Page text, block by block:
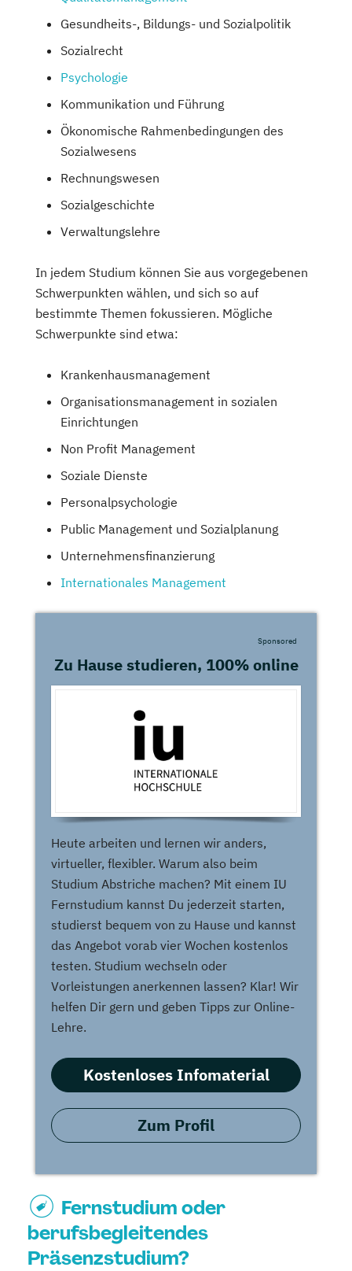
Gesundheits-, Bildungs- und Sozialpolitik
Sozialrecht
Psychologie
Kommunikation und Führung
Ökonomische Rahmenbedingungen des
Sozialwesens
Rechnungswesen
Sozialgeschichte
Verwaltungslehre
In jedem Studium können Sie aus vorgegebenen
Schwerpunkten wählen, und sich so auf
bestimmte Themen fokussieren. Mögliche
Schwerpunkte sind etwa:
Krankenhausmanagement
Organisationsmanagement in sozialen
Einrichtungen
Non Profit Management
Soziale Dienste
Personalpsychologie
Public Management und Sozialplanung
Unternehmensfinanzierung
Internationales Management
Zu Hause studieren, 100% online
Sponsored
Heute arbeiten und lernen wir anders,
virtueller, flexibler. Warum also beim
Studium Abstriche machen? Mit einem IU
Fernstudium kannst Du jederzeit starten,
studierst bequem von zu Hause und kannst
das Angebot vorab vier Wochen kostenlos
testen. Studium wechseln oder
Vorleistungen anerkennen lassen? Klar! Wir
helfen Dir gern und geben Tipps zur Online-
Lehre.
Kostenloses Infomaterial
Zum Profil
Fernstudium oder
berufsbegleitendes
Präsenzstudium?